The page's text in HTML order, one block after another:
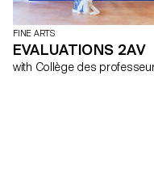
FINE ARTS
EVALUATIONS 2AV
with Collège des